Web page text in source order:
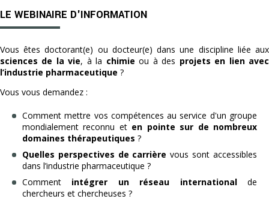
LE WEBINAIRE D'INFORMATION
Vous êtes doctorant(e) ou docteur(e) dans une discipline liée aux
sciences de la vie, à la chimieou à des projets en lien avec
l’industrie pharmaceutique ?
Vous vous demandez :
Comment mettre vos compétences au service d'un groupe
mondialement reconnu et en pointe sur de nombreux
domaines thérapeutiques ?
Quelles perspectives de carrière vous sont accessibles
dans l’industrie pharmaceutique ?
Comment intégrer un réseau internationalde
chercheurs et chercheuses ?